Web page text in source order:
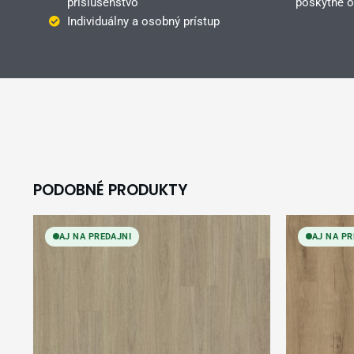
Individuálny a osobný prístup
PODOBNÉ PRODUKTY
AJ NA PREDAJNI AJ NA